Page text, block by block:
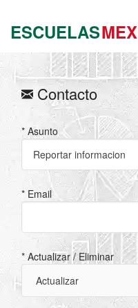
ESCUELASMEX
Contacto
* Asunto
* Email
* Actualizar / Eliminar